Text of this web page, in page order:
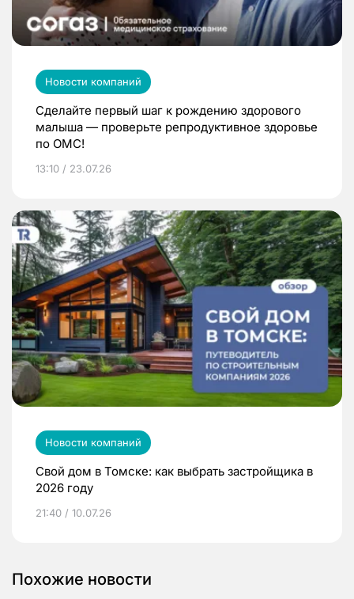
Новости компаний
Сделайте первый шаг к рождению здорового
малыша — проверьте репродуктивное здоровье
по ОМС!
13:10 / 23.07.26
Новости компаний
Свой дом в Томске: как выбрать застройщика в
2026 году
21:40 / 10.07.26
Похожие новости